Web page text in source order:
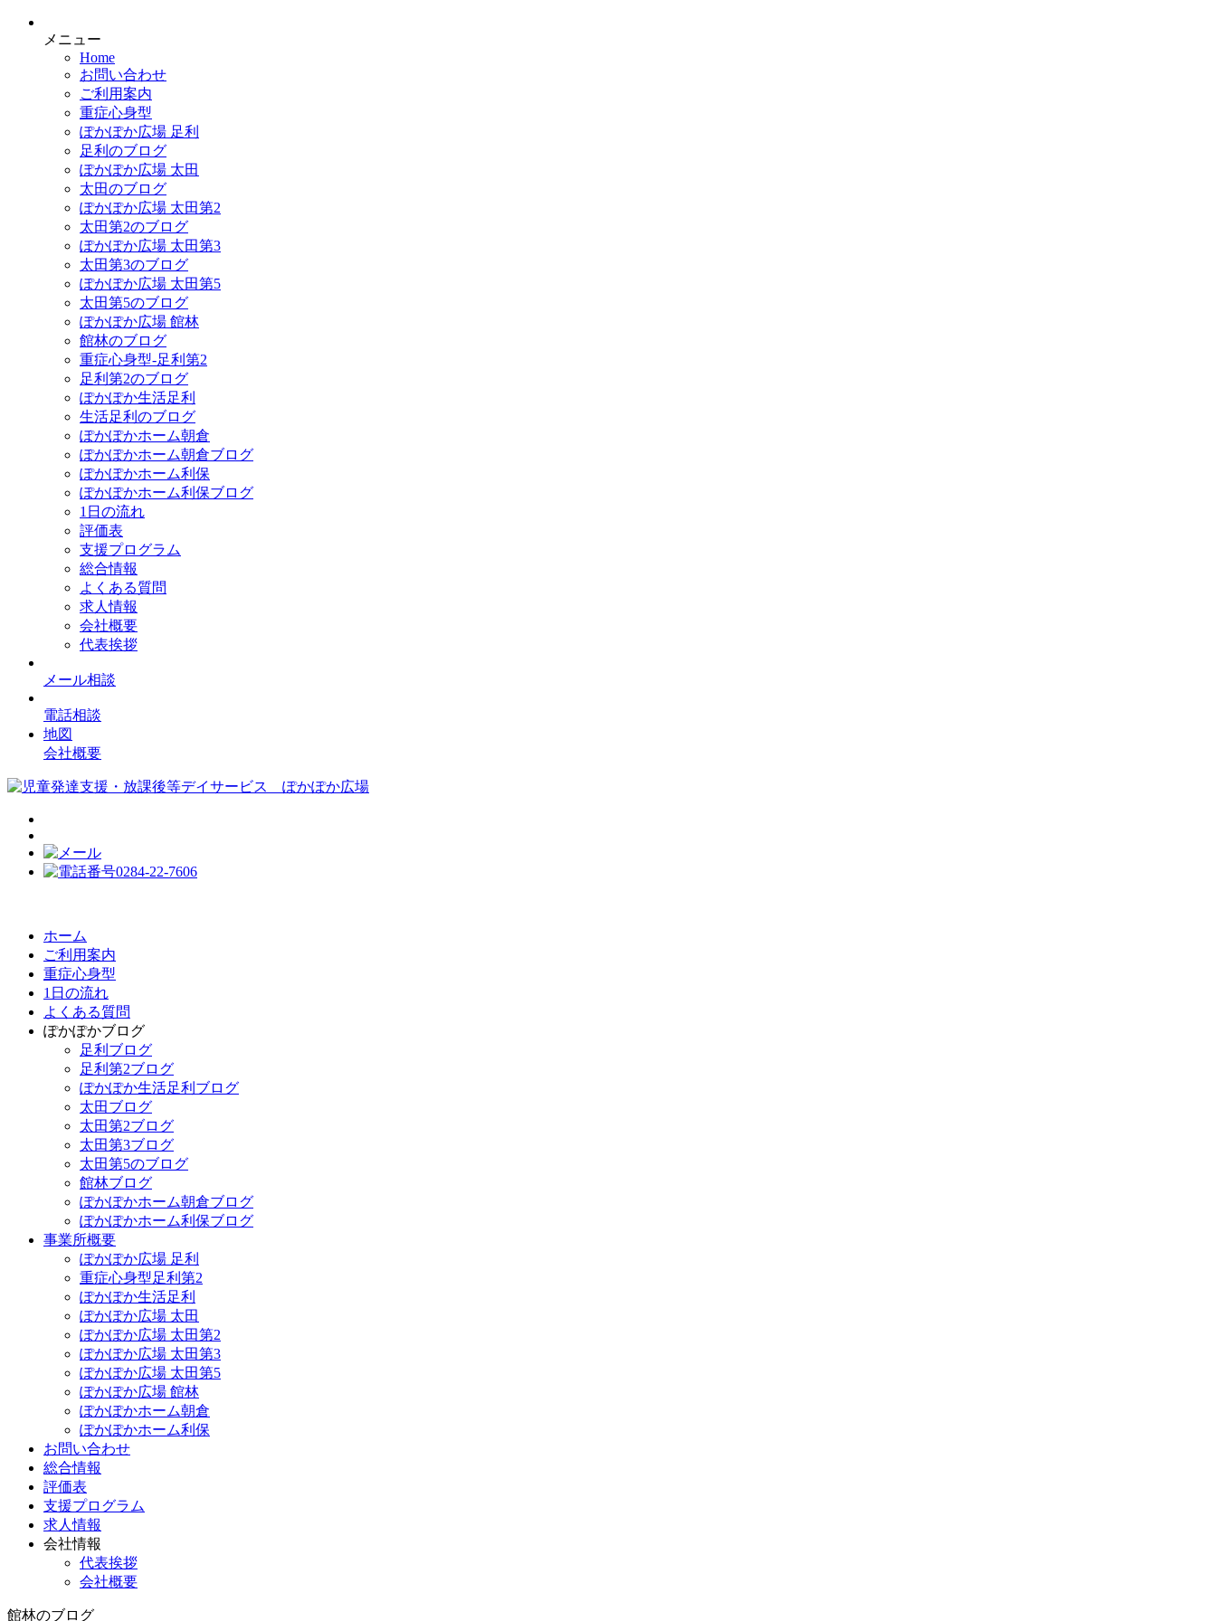
メニュー
Home
お問い合わせ
ご利用案内
重症心身型
ぽかぽか広場 足利
足利のブログ
ぽかぽか広場 太田
太田のブログ
ぽかぽか広場 太田第2
太田第2のブログ
ぽかぽか広場 太田第3
太田第3のブログ
ぽかぽか広場 太田第5
太田第5のブログ
ぽかぽか広場 館林
館林のブログ
重症心身型-足利第2
足利第2のブログ
ぽかぽか生活足利
生活足利のブログ
ぽかぽかホーム朝倉
ぽかぽかホーム朝倉ブログ
ぽかぽかホーム利保
ぽかぽかホーム利保ブログ
1日の流れ
評価表
支援プログラム
総合情報
よくある質問
求人情報
会社概要
代表挨拶
メール相談
電話相談
地図
会社概要
ホーム
ご利用案内
重症心身型
1日の流れ
よくある質問
ぽかぽかブログ
足利ブログ
足利第2ブログ
ぽかぽか生活足利ブログ
太田ブログ
太田第2ブログ
太田第3ブログ
太田第5のブログ
館林ブログ
ぽかぽかホーム朝倉ブログ
ぽかぽかホーム利保ブログ
事業所概要
ぽかぽか広場 足利
重症心身型足利第2
ぽかぽか生活足利
ぽかぽか広場 太田
ぽかぽか広場 太田第2
ぽかぽか広場 太田第3
ぽかぽか広場 太田第5
ぽかぽか広場 館林
ぽかぽかホーム朝倉
ぽかぽかホーム利保
お問い合わせ
総合情報
評価表
支援プログラム
求人情報
会社情報
代表挨拶
会社概要
館林のブログ